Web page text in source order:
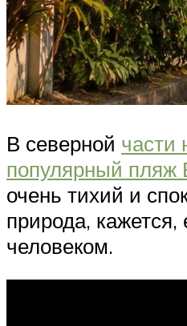
В северной части
популярный пляж
очень тихий и
природа,
человеком.